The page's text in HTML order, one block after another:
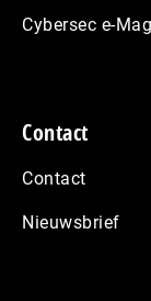
Cybersec e-
Contact
Contact
Nieuwsbrief